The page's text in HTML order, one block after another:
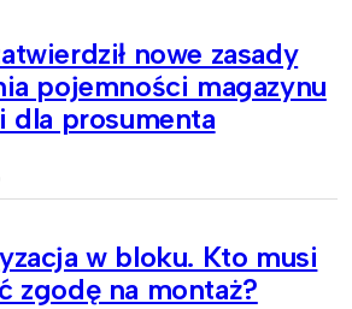
nowe zasady
pojemności magazynu
dla prosumenta
w bloku. Kto musi
zgodę na montaż?